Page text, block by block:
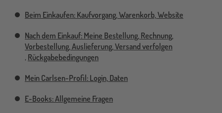
Beim Einkaufen: Kaufvorgang, Warenkorb, Website
Nach dem Einkauf: Meine Bestellung, Rechnung,
Vorbestellung, Auslieferung, Versand verfolgen
, Rückgabebedingungen
Mein Carlsen-Profil: Login, Daten
E-Books: Allgemeine Fragen